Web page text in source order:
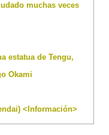
muchas veces
estatua de Tengu,
Okami
<Información>